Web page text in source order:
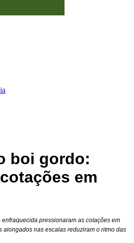
boi gordo:
em
pressionaram as cotações em
alongados nas escalas reduziram o ritmo das